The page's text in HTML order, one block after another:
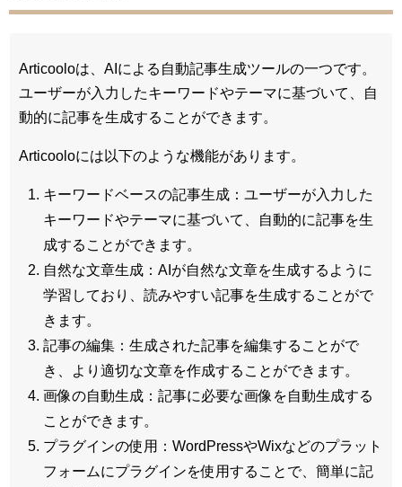
Articooloは、AIによる自動記事生成ツールの一つです。
ユーザーが入力したキーワードやテーマに基づいて、自
動的に記事を生成することができます。
Articooloには以下のような機能があります。
キーワードベースの記事生成：ユーザーが入力した
キーワードやテーマに基づいて、自動的に記事を生
成することができます。
自然な文章生成：AIが自然な文章を生成するように
学習しており、読みやすい記事を生成することがで
きます。
記事の編集：生成された記事を編集することがで
き、より適切な文章を作成することができます。
画像の自動生成：記事に必要な画像を自動生成する
ことができます。
プラグインの使用：WordPressやWixなどのプラット
フォームにプラグインを使用することで、簡単に記